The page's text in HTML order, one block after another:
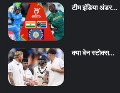
टीम इंडिया अंडर…
क्या बेन स्टोक्स…